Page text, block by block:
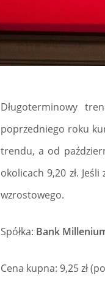
Długoterminowy
poprzedniego roku
trendu, a od
okolicach 9,20 zł.
wzrostowego.
Spółka: Bank
Cena kupna: 9,25 zł